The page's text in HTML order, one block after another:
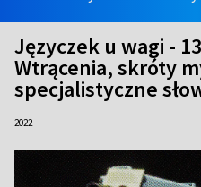
Języczek u wagi -
Wtrącenia, skróty
specjalistyczne
2022